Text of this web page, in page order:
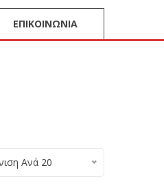
ΕΠΙΚΟΙΝΩΝΙΑ
Ανά 20